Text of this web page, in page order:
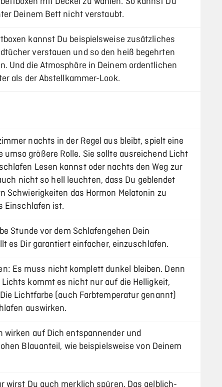
Deinem Bett nicht verstaubt.
kannst Du beispielsweise zusätzliches
verstauen und so den heiß begehrten
Und die Atmosphäre in Deinem ordentlichen
als der Abstellkammer-Look.
nachts in der Regel aus bleibt, spielt eine
größere Rolle. Sie sollte ausreichend Licht
Lesen kannst oder nachts den Weg zur
nicht so hell leuchten, dass Du geblendet
Schwierigkeiten das Hormon Melatonin zu
Einschlafen ist.
Stunde vor dem Schlafengehen Dein
es Dir garantiert einfacher, einzuschlafen.
Es muss nicht komplett dunkel bleiben. Denn
kommt es nicht nur auf die Helligkeit,
Lichtfarbe (auch Farbtemperatur genannt)
auswirken.
wirken auf Dich entspannender und
Blauanteil, wie beispielsweise von Deinem